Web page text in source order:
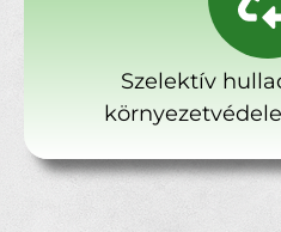
Szelektív